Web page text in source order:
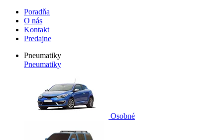
Poradňa
O nás
Kontakt
Predajne
Pneumatiky
Pneumatiky
Osobné